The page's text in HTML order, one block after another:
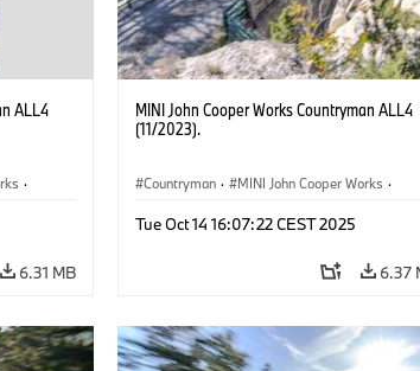
ALL4
·
6.31 MB
MINI John Cooper Works Countryman ALL4
(11/2023).
Countryman · MINI John Cooper Works ·
Tue Oct 14 16:07:22 CEST 2025
6.37